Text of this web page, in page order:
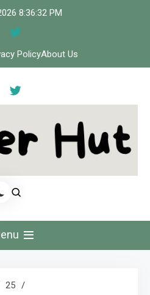
8:36:32 PM
PolicyAbout Us
25